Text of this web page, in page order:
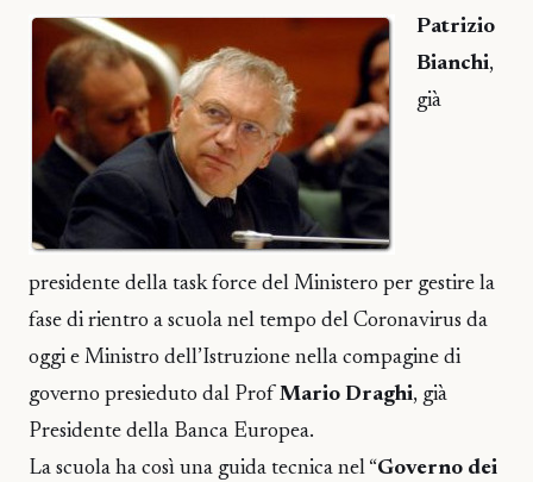
Patrizio
Bianchi,
già
presidente della task force del Ministero per gestire la
fase di rientro a scuola nel tempo del Coronavirus da
oggi e Ministro dell’Istruzione nella compagine di
governo presieduto dal Prof Mario Draghi, già
Presidente della Banca Europea.
La scuola ha così una guida tecnica nel “Governo dei